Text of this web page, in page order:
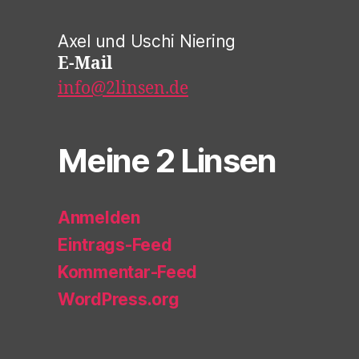
Axel und Uschi Niering
E-Mail
info@2linsen.de
Meine 2 Linsen
Anmelden
Eintrags-Feed
Kommentar-Feed
WordPress.org